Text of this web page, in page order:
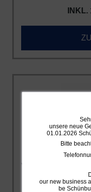
VAG EA839 2,9
unsere neue
01.01.2026
Bitte
our new business
be